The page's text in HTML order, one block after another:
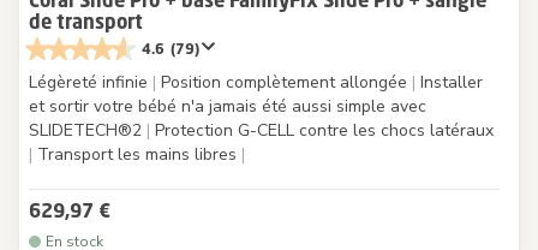
de transport
4.6 (79)
Légèreté infinie | Position complètement allongée | Installer
et sortir votre bébé n'a jamais été aussi simple avec
SLIDETECH®2 | Protection G-CELL contre les chocs latéraux
| Transport les mains libres |
629,97 €
En stock